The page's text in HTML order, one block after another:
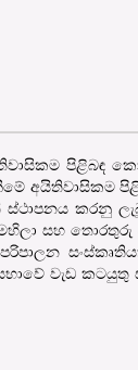
පිළිබඳ
අයිතිවාසිකම
කරනු
සහ
වැඩ කටයුතු